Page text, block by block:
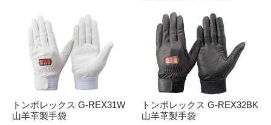
トンボレックス G-REX31W
山羊革製手袋
トンボレックス G-REX32BK
山羊革製手袋